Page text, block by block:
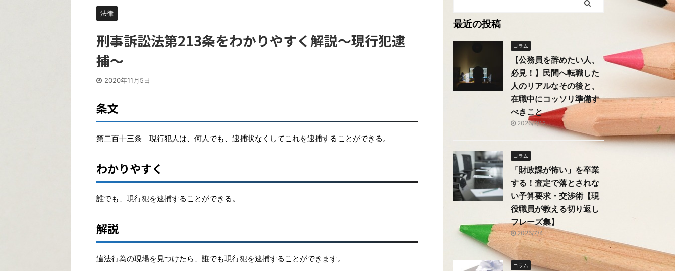
法律
刑事訴訟法第213条をわかりやすく解説〜現行犯逮
捕〜
2020年11月5日
条文
第二百十三条 現行犯人は、何人でも、逮捕状なくしてこれを逮捕することができる。
わかりやすく
誰でも、現行犯を逮捕することができる。
解説
違法行為の現場を見つけたら、誰でも現行犯を逮捕することができます。
最近の投稿
コラム
【公務員を辞めたい人、
必見！】民間へ転職した
人のリアルなその後と、
在職中にコッソリ準備す
べきこと
2026/7/12
コラム
「財政課が怖い」を卒業
する！査定で落とされな
い予算要求・交渉術【現
役職員が教える切り返し
フレーズ集】
2026/7/4
コラム